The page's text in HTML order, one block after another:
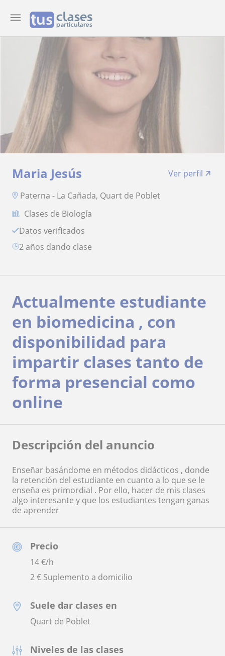
Maria Jesús
Ver perfil
Paterna - La Cañada, Quart de Poblet
Clases de Biología
Datos verificados
2 años dando clase
Precio
14€/h
2 € Suplemento a domicilio
Suele dar clases en
Quart de Poblet
Niveles de las clases
Actualmente estudiante
en biomedicina , con
disponibilidad para
impartir clases tanto de
forma presencial como
online
Descripción del anuncio
Enseñar basándome en métodos didácticos , donde
la retención del estudiante en cuanto a lo que se le
enseña es primordial . Por ello, hacer de mis clases
algo interesante y que los estudiantes tengan ganas
de aprender